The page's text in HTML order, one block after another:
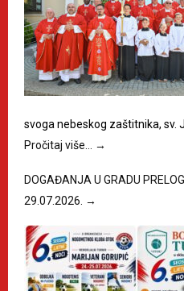
svoga nebeskog zaštitnika, sv.
Pročitaj više… →
DOGAĐANJA U GRADU
29.07.2026. →